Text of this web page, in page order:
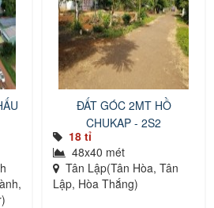
ĐẤT GÓC 2MT HỒ
CHUKAP - 2S2
18 tỉ
48x40 mét
Tân Lập(Tân Hòa, Tân
Lập, Hòa Thắng)